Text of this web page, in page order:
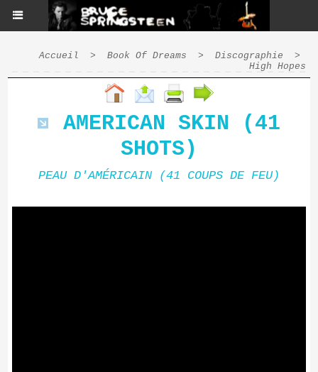
Accueil > Book Of Dreams > Discographie
>
High Hopes
AMERICAN SKIN (41
SHOTS)
PEAU D'AMÉRICAIN (41 COUPS DE FEU)